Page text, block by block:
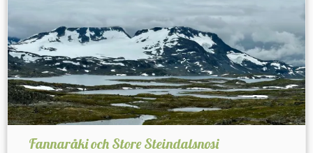
Fannaråki och Store Steindalsnosi